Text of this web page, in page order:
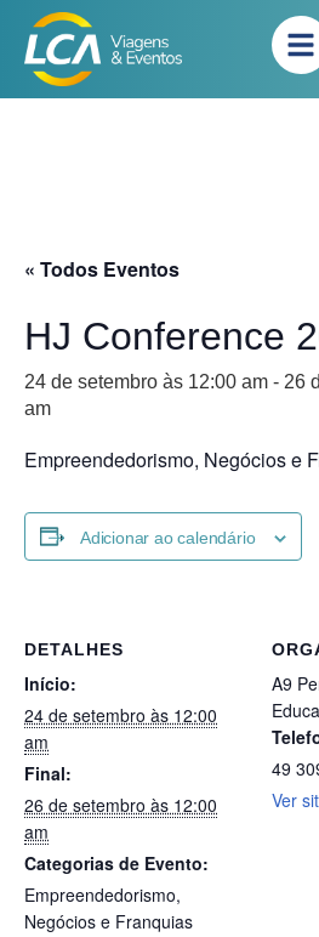
« Todos Eventos
HJ Conference
24 de setembro às 12:00 am - 26
am
Empreendedorismo, Negócios e
Adicionar ao calendário
DETALHES
Início:
24 de setembro às 12:00
am
Final:
26 de setembro às 12:00
am
Categorias de Evento:
Empreendedorismo,
Negócios e Franquias
A9
49
Ver